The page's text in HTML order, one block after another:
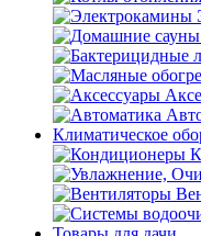
Климатическое